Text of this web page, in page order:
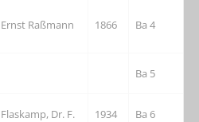
Ernst Raßmann 1866 Ba 4
Ba 5
Flaskamp, Dr. F. 1934 Ba 6